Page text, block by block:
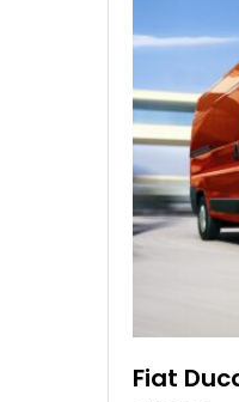
Fiat